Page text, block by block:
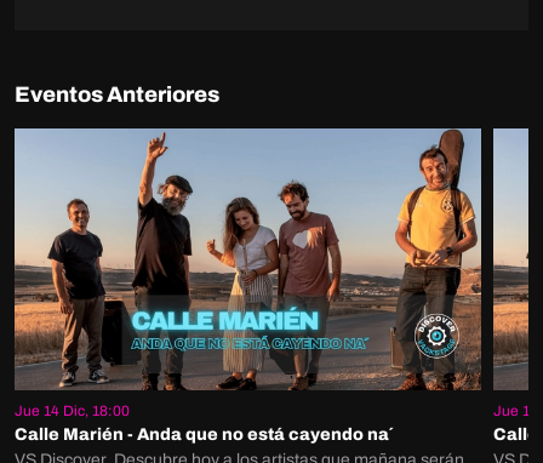
Eventos Anteriores
Jue 14 Dic, 18:00
Calle Marién - Anda que no está cayendo na´
Jue 14
Calle